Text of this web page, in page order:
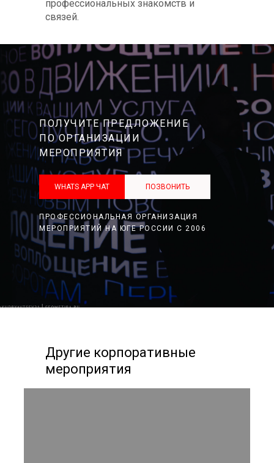
профессиональных знакомств и
связей.
WHATS APP ЧАТ
ПОЛУЧИТЕ ПРЕДЛОЖЕНИЕ
ПО ОРГАНИЗАЦИИ
МЕРОПРИЯТИЯ
ПРОФЕССИОНАЛЬНАЯ ОРГАНИЗАЦИЯ
МЕРОПРИЯТИЙ НА ЮГЕ РОССИИ С 2006
ПОЗВОНИТЬ
Другие корпоративные
мероприятия